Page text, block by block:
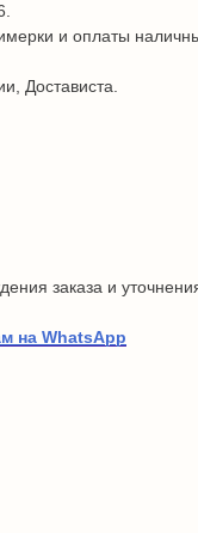
и оплаты
Достависта.
заказа и
на WhatsApp